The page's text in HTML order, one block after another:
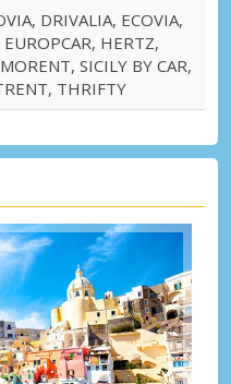
DRIVALIA, ECOVIA,
HERTZ,
SICILY BY CAR,
THRIFTY